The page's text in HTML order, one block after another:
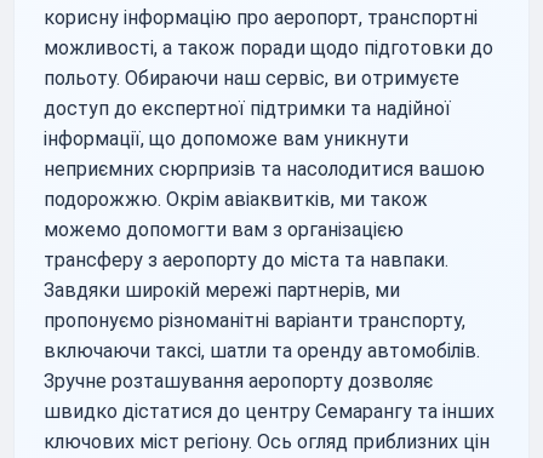
корисну інформацію про аеропорт, транспортні
можливості, а також поради щодо підготовки до
польоту. Обираючи наш сервіс, ви отримуєте
доступ до експертної підтримки та надійної
інформації, що допоможе вам уникнути
неприємних сюрпризів та насолодитися вашою
подорожжю. Окрім авіаквитків, ми також
можемо допомогти вам з організацією
трансферу з аеропорту до міста та навпаки.
Завдяки широкій мережі партнерів, ми
пропонуємо різноманітні варіанти транспорту,
включаючи таксі, шатли та оренду автомобілів.
Зручне розташування аеропорту дозволяє
швидко дістатися до центру Семарангу та інших
ключових міст регіону. Ось огляд приблизних цін